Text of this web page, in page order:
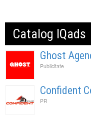
Catalog IQads
Ghost
Publicitate
Confident
PR